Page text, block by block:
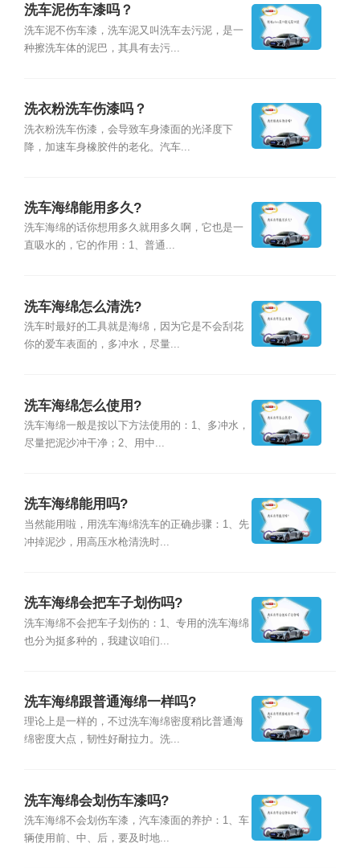
洗车泥伤车漆吗？
洗车泥不伤车漆，洗车泥又叫洗车去污泥，是一
种擦洗车体的泥巴，其具有去污...
洗衣粉洗车伤漆吗？
洗衣粉洗车伤漆，会导致车身漆面的光泽度下
降，加速车身橡胶件的老化。汽车...
洗车海绵能用多久?
洗车海绵的话你想用多久就用多久啊，它也是一
直吸水的，它的作用：1、普通...
洗车海绵怎么清洗?
洗车时最好的工具就是海绵，因为它是不会刮花
你的爱车表面的，多冲水，尽量...
洗车海绵怎么使用?
洗车海绵一般是按以下方法使用的：1、多冲水，
尽量把泥沙冲干净；2、用中...
洗车海绵能用吗?
当然能用啦，用洗车海绵洗车的正确步骤：1、先
冲掉泥沙，用高压水枪清洗时...
洗车海绵会把车子划伤吗?
洗车海绵不会把车子划伤的：1、专用的洗车海绵
也分为挺多种的，我建议咱们...
洗车海绵跟普通海绵一样吗?
理论上是一样的，不过洗车海绵密度稍比普通海
绵密度大点，韧性好耐拉力。洗...
洗车海绵会划伤车漆吗?
洗车海绵不会划伤车漆，汽车漆面的养护：1、车
辆使用前、中、后，要及时地...